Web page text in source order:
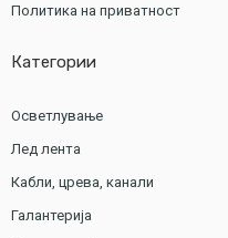
Политика на приватност
Категории
Осветлување
Лед лента
Кабли, црева, канали
Галантерија